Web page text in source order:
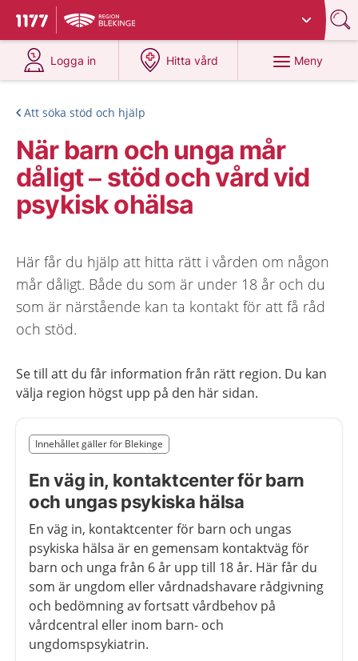
Till startsidan för 1177
Du har valt region
Logga in
på 1177.se
Hitta vård
på 1177.se
Meny
Att söka stöd och hjälp
När barn och unga mår
dåligt – stöd och vård vid
psykisk ohälsa
Här får du hjälp att hitta rätt i vården om någon
mår dåligt. Både du som är under 18 år och du
som är närstående kan ta kontakt för att få råd
och stöd.
Se till att du får information från rätt region. Du kan
välja region högst upp på den här sidan.
Nedan innehåll gäller region Blekinge
Innehållet gäller för Blekinge
En väg in, kontaktcenter för barn
och ungas psykiska hälsa
En väg in, kontaktcenter för barn och ungas
psykiska hälsa är en gemensam kontaktväg för
barn och unga från 6 år upp till 18 år. Här får du
som är ungdom eller vårdnadshavare rådgivning
och bedömning av fortsatt vårdbehov på
vårdcentral eller inom barn- och
ungdomspsykiatrin.
Slut på det regionala tillägget från region Blekinge